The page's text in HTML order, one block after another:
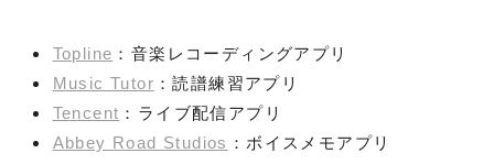
Topline ：音楽レコーディングアプリ
Music Tutor ：読譜練習アプリ
Tencent ：ライブ配信アプリ
Abbey Road Studios ：ボイスメモアプリ